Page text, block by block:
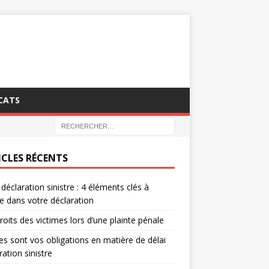
RÉCENTS
sinistre : 4 éléments clés à
dans votre déclaration
des victimes lors d’une plainte pénale
sont vos obligations en matière de délai
sinistre